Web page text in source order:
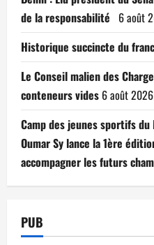
de la responsabilité 6 août
Historique succincte du
Le Conseil malien des
conteneurs vides 6 août 2026
Camp des jeunes sportifs
Oumar Sy lance la 1ère
accompagner les futurs
PUB